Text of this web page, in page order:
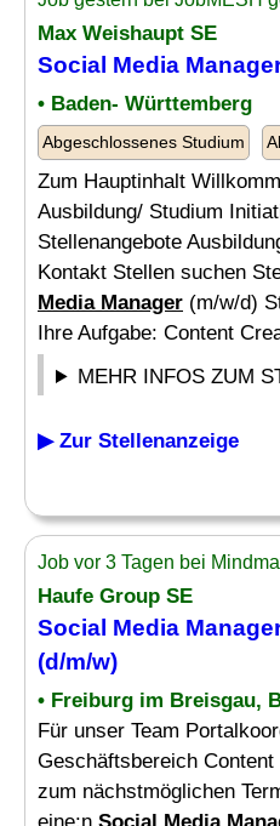
Max Weishaupt SE
Social Media
• Baden- Württemberg
Abgeschlossenes Studium
Zum Hauptinhalt
Ausbildung/ Studium
Stellenangebote
Kontakt Stellen suchen
Media Manager (m/w/d)
Ihre Aufgabe: Content
MEHR INFOS ZUM
▶ Zur Stellenanzeige
Job vor 3 Tagen bei
Haufe Group SE
Social Media
(d/m/w)
• Freiburg im Breisgau,
Für unser Team
Geschäftsbereich
zum nächstmöglichen